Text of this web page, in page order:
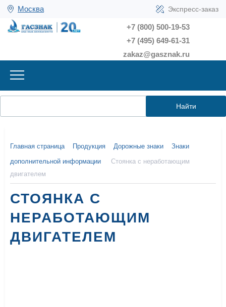
Москва Экспресс-заказ
+7 (800) 500-19-53
+7 (495) 649-61-31
zakaz@gasznak.ru
Найти
Главная страница Продукция Дорожные знаки
Знаки
дополнительной информации
Стоянка с неработающим
двигателем
СТОЯНКА С
НЕРАБОТАЮЩИМ
ДВИГАТЕЛЕМ